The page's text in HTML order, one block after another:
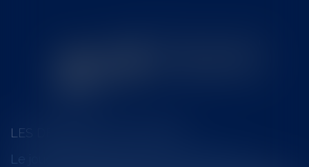
LES DERNIÈRES ACTUALITÉS
Le joug léger des monuments historiques